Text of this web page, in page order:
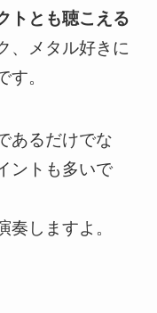
トとも聴こえる
、メタル好きに
。
あるだけでな
ントも多いで
しますよ。